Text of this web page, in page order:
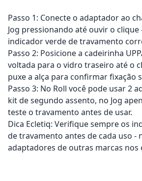
Passo 1: Conecte o adaptador ao
Jog pressionando até ouvir o clique
indicador verde de travamento
Passo 2: Posicione a cadeirinha
voltada para o vidro traseiro até o
puxe a alça para confirmar fixação
Passo 3: No Roll você pode usar 2
kit de segundo assento, no Jog
teste o travamento antes de usar.
Dica Ecletiq: Verifique sempre os
de travamento antes de cada uso -
adaptadores de outras marcas nos
Adicionar ao carrinho